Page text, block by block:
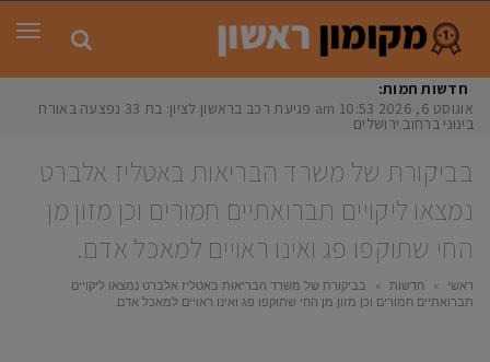
חדשות חמות:
אוגוסט 6, 2026
10:53 am פגיעת רכב בראשון לציון: בת 33 נפצעה באורח
בינוני ברחוב ירושלים
בביקורת של משרד הבריאות באטליז אלברט
נמצאו ליקויים תברואתיים חמורים וכן מזון מן
החי שתוקפו פג ואינו ראויים למאכל אדם.
ראשי » חדשות »
בביקורת של משרד הבריאות באטליז אלברט נמצאו ליקויים
תברואתיים חמורים וכן מזון מן החי שתוקפו פג ואינו ראויים למאכל אדם.